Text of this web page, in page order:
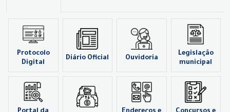
Protocolo
Digital
Diário Oficial Ouvidoria
Legislação
municipal